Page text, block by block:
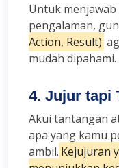
Untuk
pengalaman,
Action, Result)
mudah dipahami.
4. Jujur tapi
Akui tantangan
apa yang kamu
ambil. Kejujuran